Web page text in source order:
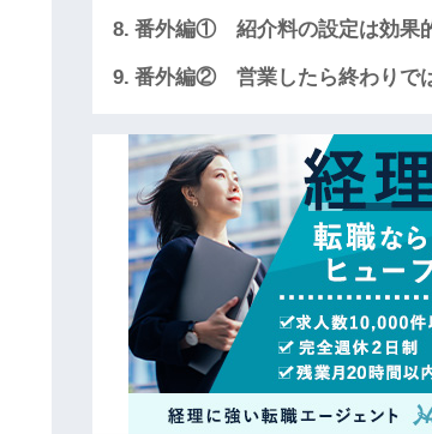
番外編① 紹介料の設定は効果
番外編② 営業したら終わりで